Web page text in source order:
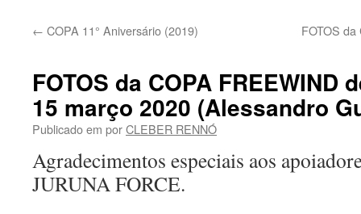
← COPA 11° Aniversário (2019) FOTOS
FOTOS da COPA FREEWIND
15 março 2020 (Alessandro
Publicado em porCLEBER RENNÓ
Agradecimentos especiais aos
JURUNA FORCE.